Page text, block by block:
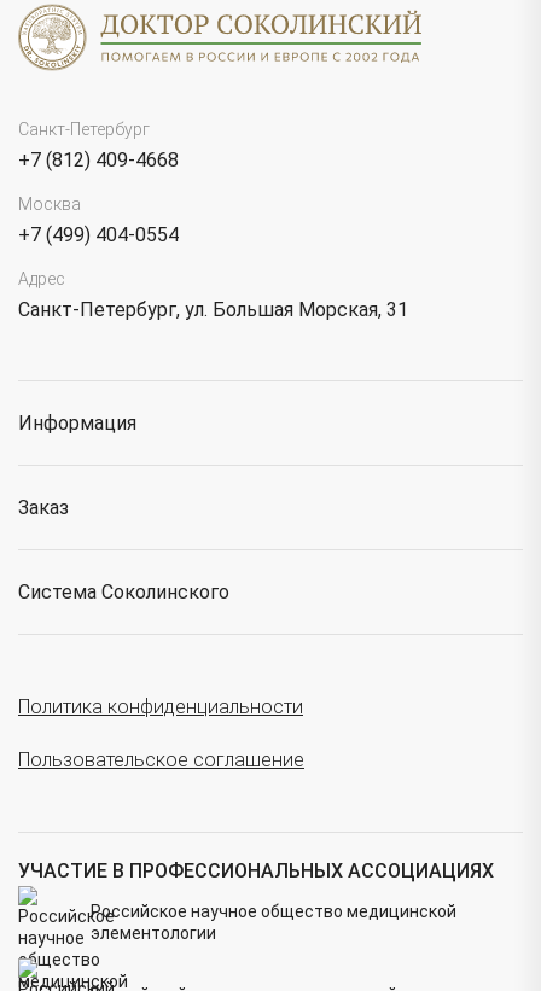
Санкт-Петербург
+7 (812) 409-4668
Москва
+7 (499) 404-0554
Адрес
Санкт-Петербург, ул. Большая Морская, 31
Информация
Заказ
Система Соколинского
Политика конфиденциальности
Пользовательское соглашение
УЧАСТИЕ В ПРОФЕССИОНАЛЬНЫХ АССОЦИАЦИЯХ
Российское научное общество медицинской
элементологии